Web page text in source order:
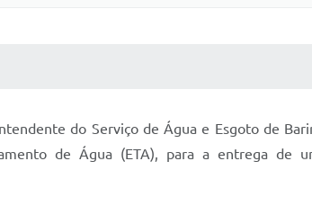
do Serviço de Água e Esgoto de
de Água (ETA), para a entrega de